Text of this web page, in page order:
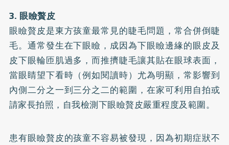
3. 眼瞼贅皮
眼瞼贅皮是東方孩童最常見的睫毛問題，常合併倒睫
毛。通常發生在下眼瞼，成因為下眼瞼邊緣的眼皮及
皮下眼輪匝肌過多，而推擠睫毛讓其貼在眼球表面，
當眼睛望下看時（例如閱讀時）尤為明顯，常影響到
內側二分之一到三分之二的範圍，在家可利用自拍或
請家長拍照，自我檢測下眼瞼贅皮嚴重程度及範圍。
患有眼瞼贅皮的孩童不容易被發現，因為初期症狀不